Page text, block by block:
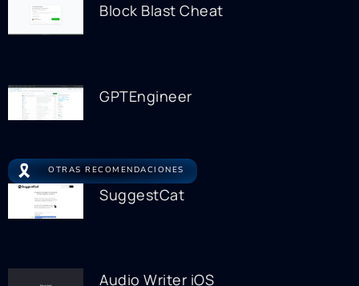
Block Blast Cheat
GPTEngineer
🎗️ OTRAS RECOMENDACIONES
SuggestCat
Audio Writer iOS